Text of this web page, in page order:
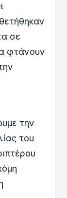
σε
φτάνουν
την
του